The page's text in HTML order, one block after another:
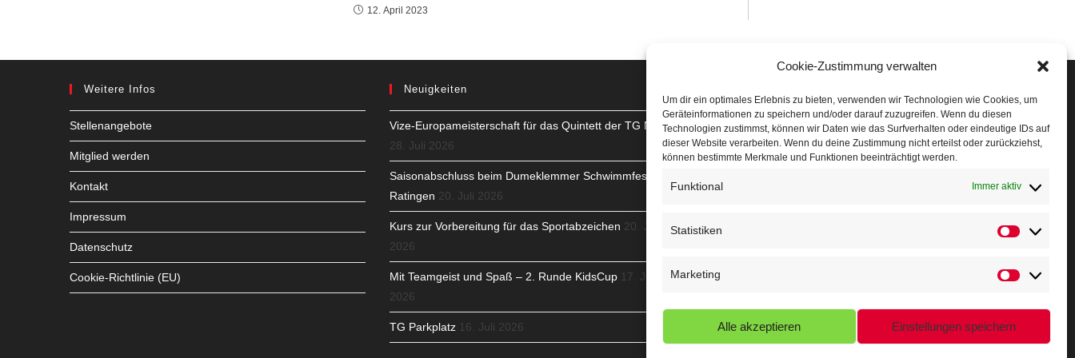
Cookie-Zustimmung verwalten
Um dir ein optimales Erlebnis zu bieten, verwenden wir Technologien wie Cookies, um
Geräteinformationen zu speichern und/oder darauf zuzugreifen. Wenn du diesen
Technologien zustimmst, können wir Daten wie das Surfverhalten oder eindeutige IDs auf
dieser Website verarbeiten. Wenn du deine Zustimmung nicht erteilst oder zurückziehst,
können bestimmte Merkmale und Funktionen beeinträchtigt werden.
Funktional Immer aktiv
Statistiken
Statistiken
Marketing
Marketing
Alle akzeptieren Einstellungen speichern
12. April 2023
Weitere Infos
Stellenangebote
Mitglied werden
Kontakt
Impressum
Datenschutz
Cookie-Richtlinie (EU)
Neuigkeiten
Vize-Europameisterschaft für das Quintett der TG Neuss
28. Juli 2026
Saisonabschluss beim Dumeklemmer Schwimmfest in
Ratingen 20. Juli 2026
Kurs zur Vorbereitung für das Sportabzeichen 20. Juli
2026
Mit Teamgeist und Spaß – 2. Runde KidsCup 17. Juli
2026
TG Parkplatz 16. Juli 2026
Höffner Run
Schnuppertag
Terminkalender
Nikolaus-Crosslauf
Capoeira Camp